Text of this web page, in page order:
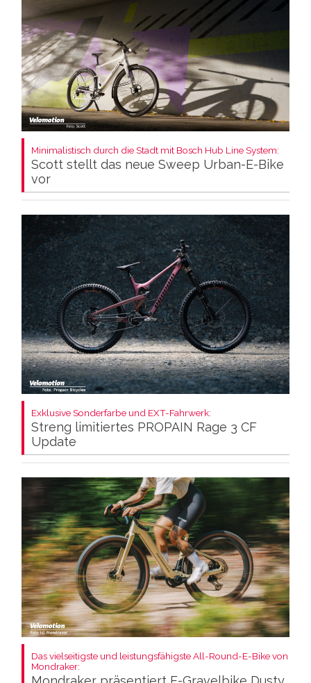
Minimalistisch durch die Stadt mit Bosch Hub Line System:
Scott stellt das neue Sweep Urban-E-Bike
vor
Exklusive Sonderfarbe und EXT-Fahrwerk:
Streng limitiertes PROPAIN Rage 3 CF
Update
Das vielseitigste und leistungsfähigste All-Round-E-Bike von
Mondraker: